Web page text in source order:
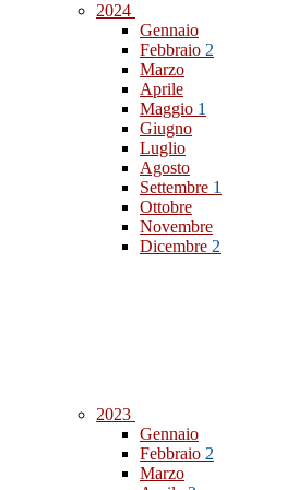
2024
Gennaio
Febbraio 2
Marzo
Aprile
Maggio 1
Giugno
Luglio
Agosto
Settembre 1
Ottobre
Novembre
Dicembre 2
2023
Gennaio
Febbraio 2
Marzo